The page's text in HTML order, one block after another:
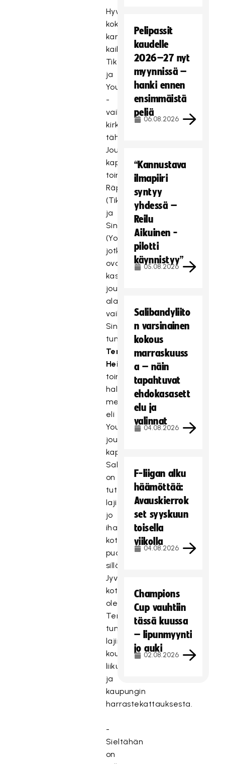
Hyväntekeväisyysotteluun
kokoontuvat
kamppailemaan
kaikki
TikTok-
ja
YouTube
-
vaikuttajien
kirkkaimmat
tähdet.
Joukkueiden
kapteeneina
toimivat
Räpfaija
(TikTok)
ja
Siniverkkarimies
(YouTube),
jotka
ovat
kasanneet
joukkueensa
alan
vaikuttajista.
Siniverkkarimiehenä
tunnettu
Tero
Heikkilä
toimii
hallitsevan
mestarin
eli
YouTube-
joukkueen
kapteenina.
Salibandy
on
tuttu
laji
jo
ihan
kotiseudunkin
puolesta,
sillä
Jyväskylästä
kotoisin
oleva
Tero
tuntee
lajin
koulun
liikuntatunneilta
ja
kaupungin
harrastekattauksesta.
-
Sieltähän
on
Pelipassit
kaudelle
2026–27 nyt
myynnissä –
hanki ennen
ensimmäistä
peliä
06.08.2026
“Kannustava
ilmapiiri
syntyy
yhdessä –
Reilu
Aikuinen -
pilotti
käynnistyy”
05.08.2026
Salibandyliito
n varsinainen
kokous
marraskuuss
a – näin
tapahtuvat
ehdokasasett
elu ja
valinnat
04.08.2026
F-liigan alku
häämöttää:
Avauskierrok
set syyskuun
toisella
viikolla
04.08.2026
Champions
Cup vauhtiin
tässä kuussa
– lipunmyynti
jo auki
02.08.2026